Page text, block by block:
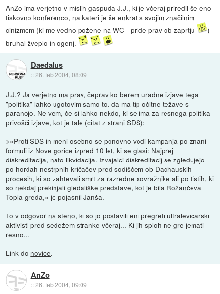
AnZo ima verjetno v mislih gaspuda J.J., ki je včeraj priredil še eno
tiskovno konferenco, na kateri je še enkrat s svojim značilnim
cinizmom (ki me vedno požene na WC - pride prav ob zaprtju
)
bruhal žveplo in ogenj.
Daedalus
::26. feb 2004, 08:09
J.J.? Ja verjetno ma prav, čeprav ko berem uradne izjave tega
"politika" lahko ugotovim samo to, da ma tip očitne težave s
paranojo. Ne vem, če si lahko nekdo, ki se ima za resnega politika
privošči izjave, kot je tale (citat z strani SDS):
>»Proti SDS in meni osebno se ponovno vodi kampanja po znani
formuli iz Nove gorice izpred 10 let, ki se glasi: Najprej
diskreditacija, nato likvidacija. Izvajalci diskreditacij se zgledujejo
po hordah nestrpnih kričačev pred sodiščem ob Dachauskih
procesih, ki so zahtevali smrt za razredne sovražnike ali po tistih, ki
so nekdaj prekinjali gledališke predstave, kot je bila Rožančeva
Topla greda,« je pojasnil Janša.
To v odgovor na steno, ki so jo postavili eni pregreti ultralevičarski
aktivisti pred sedežem stranke včeraj... Ki jih sploh ne gre jemati
resno...
Link do novice.
AnZo
::26. feb 2004, 09:09